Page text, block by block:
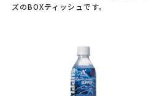
ズのBOXティッシュです。